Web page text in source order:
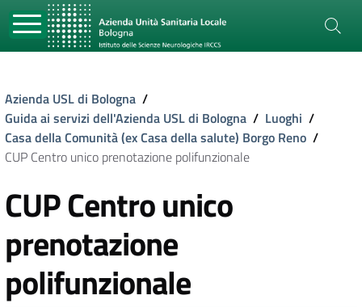
Azienda USL di Bologna /
Guida ai servizi dell'Azienda USL di Bologna / Luoghi /
Casa della Comunità (ex Casa della salute) Borgo Reno /
CUP Centro unico prenotazione polifunzionale
CUP Centro unico
prenotazione
polifunzionale